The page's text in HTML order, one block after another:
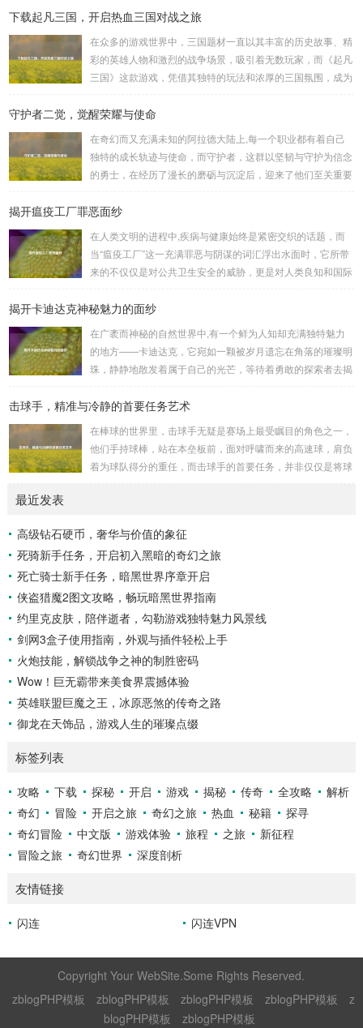
下载起凡三国，开启热血三国对战之旅
在众多的游戏世界中，三国题材一直以其丰富的历史故事、精
彩的英雄人物和激烈的战争场景，吸引着无数玩家，而《起凡
三国》这款游戏，凭借其独特的玩法和浓厚的三国氛围，成为
何进行起凡三国下载,开启一段热血的三国对战之旅。 《起凡
以化身为三国时期的知名将领，如勇猛无双的吕布、足智多谋
的诸葛亮、忠义双全的关羽等，率领自己的军队在战场上冲锋
陷阵、排兵布阵，游戏中的每一场战斗都充满了变...
守护者二觉，觉醒荣耀与使命
在奇幻而又充满未知的阿拉德大陆上,每一个职业都有着自己
独特的成长轨迹与使命，而守护者，这群以坚韧与守护为信念
的勇士，在经历了漫长的磨砺与沉淀后，迎来了他们至关重要
大陆的那一刻起，便肩负着守护的重任，他们身躯魁梧，手持
来自各方的邪恶势力，最初，他们凭借着基础的技能和坚定的
意志，在一次次战斗中积累着经验，不断成长，无论是在阴森
恐怖的地下墓穴，还是在战火纷飞的前线战场，守...
揭开瘟疫工厂罪恶面纱
在人类文明的进程中,疾病与健康始终是紧密交织的话题，而
当“瘟疫工厂”这一充满罪恶与阴谋的词汇浮出水面时，它所带
来的不仅仅是对公共卫生安全的威胁，更是对人类良知和国际
是一些别有用心的势力为了实现其不可告人的目的，秘密设立
科学研究的外衣，实则干着违背人道、危害全球的勾当。 从
历史上看,生物武器的使用曾经给人类带来过惨痛的教训，在
战争时期，某些国家就曾利用细菌、病毒...
揭开卡迪达克神秘魅力的面纱
在广袤而神秘的自然世界中,有一个鲜为人知却充满独特魅力
的地方——卡迪达克，它宛如一颗被岁月遗忘在角落的璀璨明
珠，静静地散发着属于自己的光芒，等待着勇敢的探索者去揭
复杂多样的地形地貌，高耸入云的山脉连绵起伏，像是大自然
照耀下闪耀着刺眼的银光，仿佛是大自然赐予这片土地的皇
冠，而山脚下，则是一片郁郁葱葱的森林，森林里树木种类繁
多，高大的乔木遮天蔽日，阳光只能透过枝叶的缝隙...
击球手，精准与冷静的首要任务艺术
在棒球的世界里，击球手无疑是赛场上最受瞩目的角色之一，
他们手持球棒，站在本垒板前，面对呼啸而来的高速球，肩负
着为球队得分的重任，而击球手的首要任务，并非仅仅是将球
滑球，击球手需要在极短的时间内，准确判断球的速度、方向
和落点，然后调整自己的击球动作，这不仅要求击球手具备出
色的视力和反应能力,更需要大量的训练来培养对球...
最近发表
高级钻石硬币，奢华与价值的象征
死骑新手任务，开启初入黑暗的奇幻之旅
死亡骑士新手任务，暗黑世界序章开启
侠盗猎魔2图文攻略，畅玩暗黑世界指南
约里克皮肤，陪伴逝者，勾勒游戏独特魅力风景线
剑网3盒子使用指南，外观与插件轻松上手
火炮技能，解锁战争之神的制胜密码
Wow！巨无霸带来美食界震撼体验
英雄联盟巨魔之王，冰原恶煞的传奇之路
御龙在天饰品，游戏人生的璀璨点缀
标签列表
攻略 下载 探秘 开启 游戏 揭秘 传奇 全攻略
解析
奇幻
冒险 开启之旅 奇幻之旅 热血 秘籍
探寻
奇幻冒险
中文版 游戏体验 旅程 之旅
新征程
冒险之旅
奇幻世界 深度剖析
友情链接
闪连 闪连VPN
Copyright Your WebSite.Some Rights Reserved.
zblogPHP模板
zblogPHP模板 zblogPHP模板 zblogPHP模板
z
blogPHP模板
zblogPHP模板